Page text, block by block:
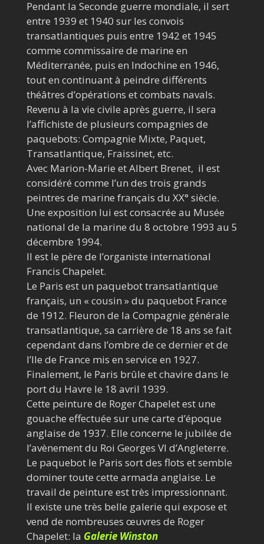
Pendant la Seconde guerre mondiale, il sert
entre 1939 et 1940 sur les convois
transatlantiques puis entre 1942 et 1945
comme commissaire de marine en
Méditerranée, puis en Indochine en 1946,
tout en continuant à peindre différents
théâtres d’opérations et combats navals.
Revenu à la vie civile après guerre, il sera
l’affichiste de plusieurs compagnies de
paquebots: Compagnie Mixte, Paquet,
Transatlantique, Fraissinet, etc.
Avec Marion-Marie et Albert Brenet, il est
considéré comme l’un des trois grands
peintres de marine français du XX° siècle.
Une exposition lui est consacrée au Musée
national de la marine du 8 octobre 1993 au 5
décembre 1994.
Il est le père de l’organiste international
Francis Chapelet.
Le Paris est un paquebot transatlantique
français, un « cousin » du paquebot France
de 1912. Fleuron de la Compagnie générale
transatlantique, sa carrière de 18 ans se fait
cependant dans l’ombre de ce dernier et de
l’Ile de France mis en service en 1927.
Finalement, le Paris brûle et chavire dans le
port du Havre le 18 avril 1939.
Cette peinture de Roger Chapelet est une
gouache effectuée sur une carte d’époque
anglaise de 1937. Elle concerne le jubilée de
l’avènement du Roi Georges VI d’Angleterre.
Le paquebot le Paris sort des flots et semble
dominer toute cette armada anglaise. Le
travail de peinture est très impressionnant.
Il existe une très belle galerie qui expose et
vend de nombreuses œuvres de Roger
Chapelet: la Galerie Winston